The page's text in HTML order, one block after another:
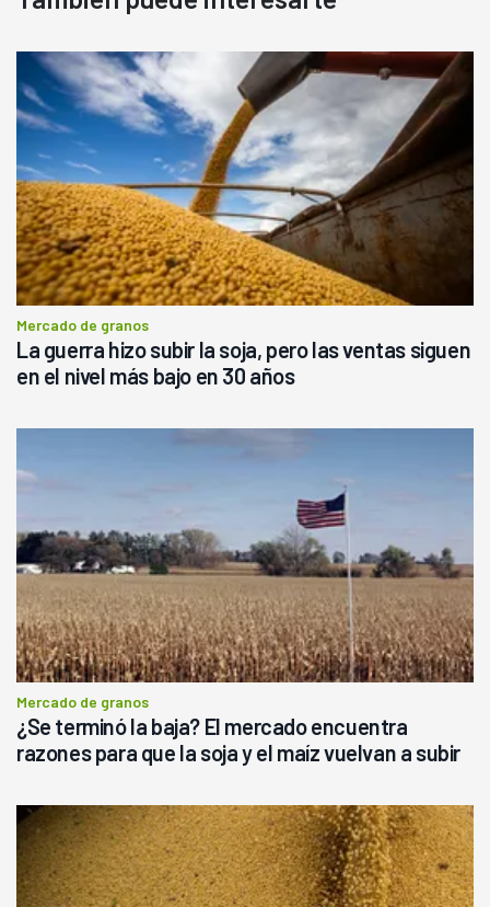
Mercado de granos
La guerra hizo subir la soja, pero las ventas siguen
en el nivel más bajo en 30 años
Mercado de granos
¿Se terminó la baja? El mercado encuentra
razones para que la soja y el maíz vuelvan a subir